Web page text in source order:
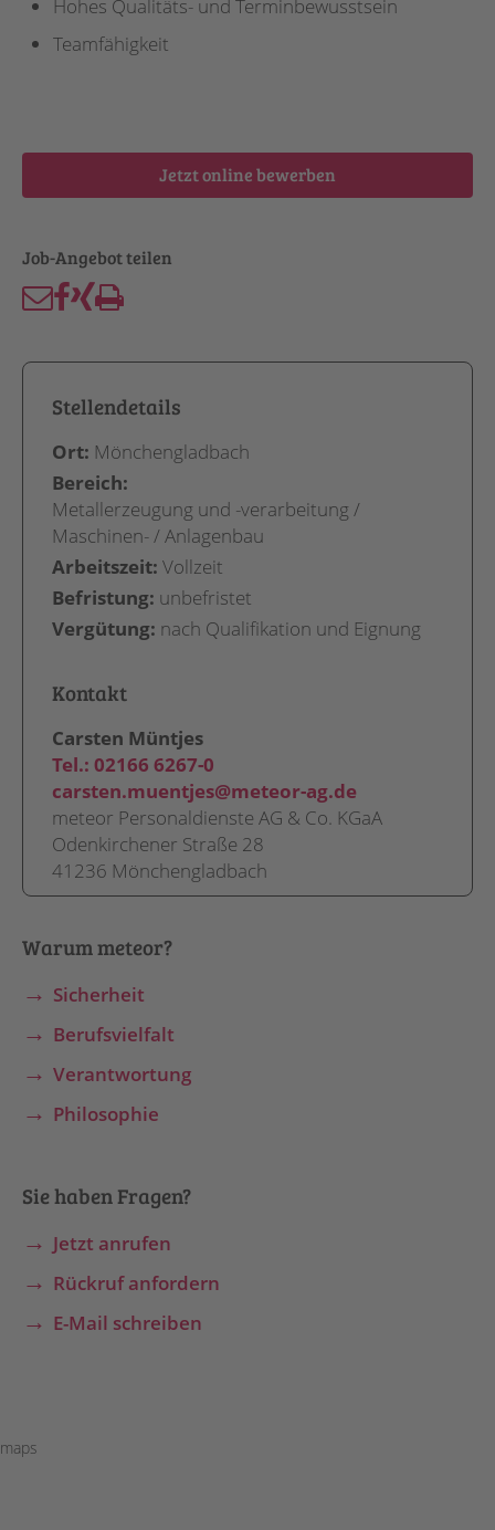
Hohes Qualitäts- und Terminbewusstsein
Teamfähigkeit
Jetzt online bewerben
Stellendetails
Ort: Mönchengladbach
Bereich:
Metallerzeugung und -verarbeitung /
Maschinen- / Anlagenbau
Arbeitszeit: Vollzeit
Befristung: unbefristet
Vergütung: nach Qualifikation und Eignung
Kontakt
Carsten Müntjes
Tel.: 02166 6267-0
carsten.muentjes@meteor-ag.de
meteor Personaldienste AG & Co. KGaA
Odenkirchener Straße 28
41236 Mönchengladbach
Warum meteor?
Sicherheit
Berufsvielfalt
Verantwortung
Philosophie
Sie haben Fragen?
Jetzt anrufen
Rückruf anfordern
E-Mail schreiben
maps